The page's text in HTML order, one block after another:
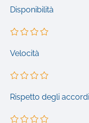
Disponibilità
Velocità
Rispetto degli accordi